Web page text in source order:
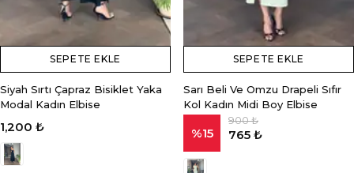
SEPETE EKLE
Siyah Sırtı Çapraz Bisiklet Yaka
Modal Kadın Elbise
1,200 ₺
SEPETE EKLE
Sarı Beli Ve Omzu Drapeli Sıfır
Kol Kadın Midi Boy Elbise
%15
900 ₺
765 ₺